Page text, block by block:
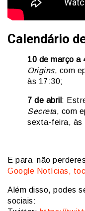
Calendário
10 de março a
Origins, com
às 17:30;
7 de abril :
Secreta, com
sexta-feira, às
E para não
Google Notícias,
Além disso, podes
sociais: